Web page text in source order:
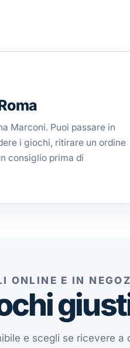
Marconi. Puoi passare in
i giochi, ritirare un ordine
consiglio prima di
ONLINE E IN
e scegli se ricevere